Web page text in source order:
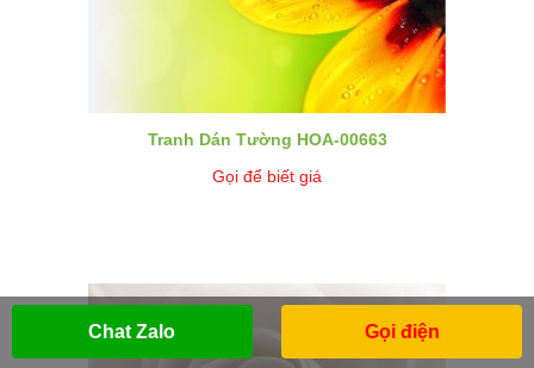
Tranh Dán Tường HOA-00663
Gọi để biết giá
Chat Zalo Gọi điện